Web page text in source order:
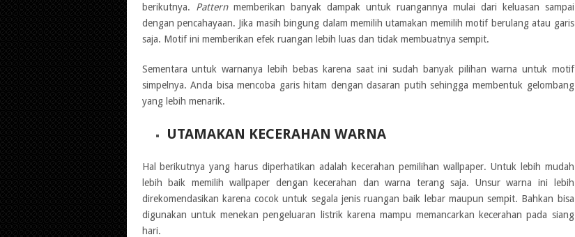
berikutnya. Patternmemberikan banyak dampak untuk ruangannya mulai dari keluasan sampai
dengan pencahayaan. Jika masih bingung dalam memilih utamakan memilih motif berulang atau garis
saja. Motif ini memberikan efek ruangan lebih luas dan tidak membuatnya sempit.
Sementara untuk warnanya lebih bebas karena saat ini sudah banyak pilihan warna untuk motif
simpelnya. Anda bisa mencoba garis hitam dengan dasaran putih sehingga membentuk gelombang
yang lebih menarik.
UTAMAKAN KECERAHAN WARNA
Hal berikutnya yang harus diperhatikan adalah kecerahan pemilihan wallpaper. Untuk lebih mudah
lebih baik memilih wallpaper dengan kecerahan dan warna terang saja. Unsur warna ini lebih
direkomendasikan karena cocok untuk segala jenis ruangan baik lebar maupun sempit. Bahkan bisa
digunakan untuk menekan pengeluaran listrik karena mampu memancarkan kecerahan pada siang
hari.